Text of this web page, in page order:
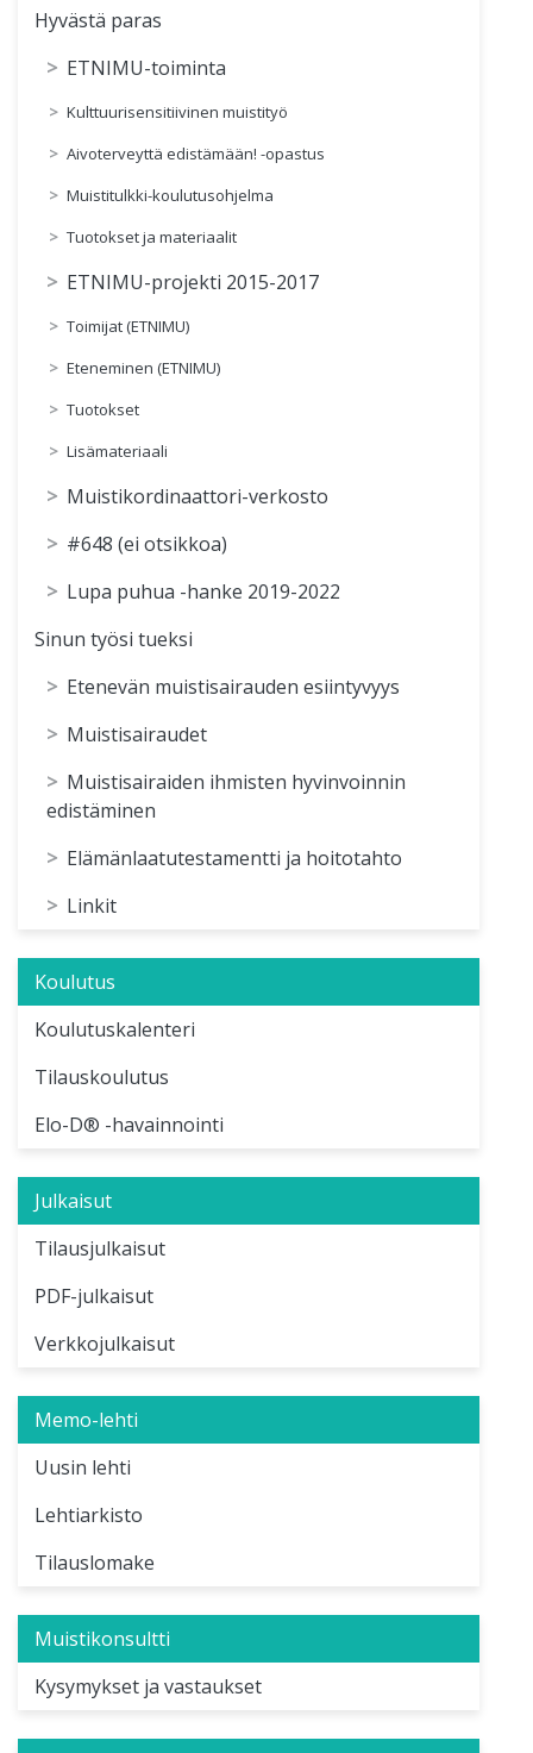
Hyvästä paras
ETNIMU-toiminta
Kulttuurisensitiivinen muistityö
Aivoterveyttä edistämään! -opastus
Muistitulkki-koulutusohjelma
Tuotokset ja materiaalit
ETNIMU-projekti 2015-2017
Toimijat (ETNIMU)
Eteneminen (ETNIMU)
Tuotokset
Lisämateriaali
Muistikordinaattori-verkosto
#648 (ei otsikkoa)
Lupa puhua -hanke 2019-2022
Sinun työsi tueksi
Etenevän muistisairauden esiintyvyys
Muistisairaudet
Muistisairaiden ihmisten hyvinvoinnin
edistäminen
Elämänlaatutestamentti ja hoitotahto
Linkit
Koulutus
Koulutuskalenteri
Tilauskoulutus
Elo-D® -havainnointi
Julkaisut
Tilausjulkaisut
PDF-julkaisut
Verkkojulkaisut
Memo-lehti
Uusin lehti
Lehtiarkisto
Tilauslomake
Muistikonsultti
Kysymykset ja vastaukset